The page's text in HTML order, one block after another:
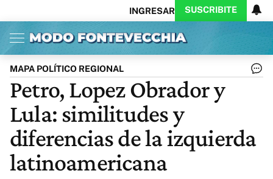
INGRESAR SUSCRIBITE
Inicio Ahora
Opinión
Política
Ciencia
Protagonistas
Cultura
Arte
Educación
Internacional
Clima
Deportes
CARAS
Exitoina
Videos
Córdoba
Reperfilar
Business
Noticias
Actualidad
MAPA POLÍTICO REGIONAL
Petro, Lopez Obrador y
Lula: similitudes y
diferencias de la izquierda
latinoamericana